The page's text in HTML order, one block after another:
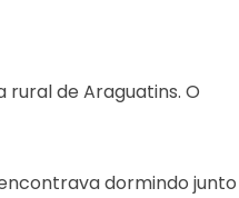
rural de Araguatins. O
dormindo junto